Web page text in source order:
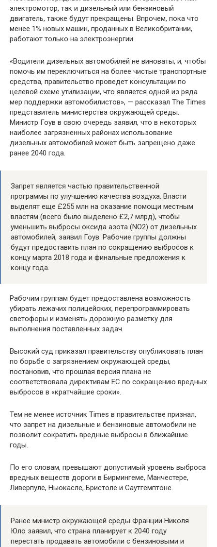
электромотор, так и дизельный или бензиновый
двигатель, также будут прекращены. Впрочем, пока что
менее 1% новых машин, проданных в Великобритании,
работают только на электроэнергии.
«Водители дизельных автомобилей не виноваты, и, чтобы
помочь им переключиться на более чистые транспортные
средства, правительство проведет консультации по
целевой схеме утилизации, что является одной из ряда
мер поддержки автомобилистов», — рассказал The Times
представитель министерства окружающей среды.
Министр Гоув в свою очередь заявил, что в некоторых
наиболее загрязненных районах использование
дизельных автомобилей может быть запрещено даже
ранее 2040 года.
Запрет является частью правительственной
программы по улучшению качества воздуха. Власти
выделят еще £255 млн на оказание помощи местным
властям (всего было выделено £2,7 млрд), чтобы
уменьшить выбросы оксида азота (NO2) от дизельных
автомобилей, заявил Гоув. Рабочие группы должны
будут предоставить план по сокращению выбросов к
концу марта 2018 года и финальные предложения к
концу года.
Рабочим группам будет предоставлена возможность
убирать лежачих полицейских, перепрограммировать
светофоры и изменять дорожную разметку для
выполнения поставленных задач.
Высокий суд приказал правительству опубликовать план
по борьбе с загрязнением окружающей среды,
постановив, что прошлая версия плана не
соответствовала директивам ЕС по сокращению вредных
выбросов в «кратчайшие сроки».
Тем не менее источник Times в правительстве признал,
что запрет на дизельные и бензиновые автомобили не
позволит сократить вредные выбросы в ближайшие
годы.
По его словам, превышают допустимый уровень выброса
вредных веществ дороги в Бирмингеме, Манчестере,
Ливерпуле, Ньюкасле, Бристоле и Саутгемптоне.
Ранее министр окружающей среды Франции Николя
Юло заявил, что страна планирует к 2040 году
перестать продавать автомобили с бензиновыми и